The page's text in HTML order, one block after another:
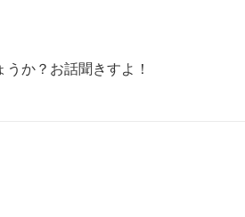
か？お話聞きすよ！